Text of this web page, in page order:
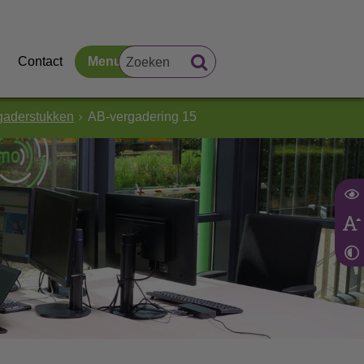
Contact Menu
AB-vergadering 15